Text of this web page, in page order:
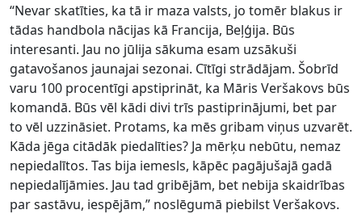
“Nevar skatīties, ka tā ir maza valsts, jo tomēr blakus ir
tādas handbola nācijas kā Francija, Beļģija. Būs
interesanti. Jau no jūlija sākuma esam uzsākuši
gatavošanos jaunajai sezonai. Cītīgi strādājam. Šobrīd
varu 100 procentīgi apstiprināt, ka Māris Veršakovs būs
komandā. Būs vēl kādi divi trīs pastiprinājumi, bet par
to vēl uzzināsiet. Protams, ka mēs gribam viņus uzvarēt.
Kāda jēga citādāk piedalīties? Ja mērķu nebūtu, nemaz
nepiedalītos. Tas bija iemesls, kāpēc pagājušajā gadā
nepiedalījāmies. Jau tad gribējām, bet nebija skaidrības
par sastāvu, iespējām,” noslēgumā piebilst Veršakovs.